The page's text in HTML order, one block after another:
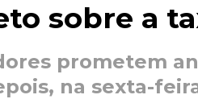
sobre a
prometem
na sexta-